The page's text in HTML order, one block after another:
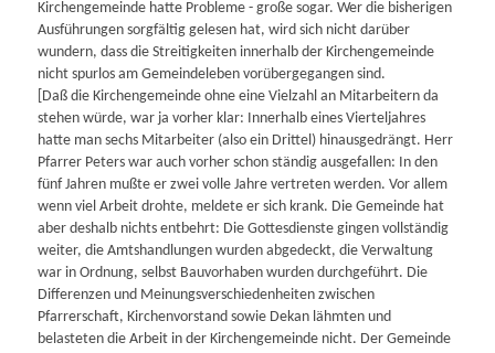
Kirchengemeinde hatte Probleme - große sogar. Wer die bisherigen
Ausführungen sorgfältig gelesen hat, wird sich nicht darüber
wundern, dass die Streitigkeiten innerhalb der Kirchengemeinde
nicht spurlos am Gemeindeleben vorübergegangen sind.
[Daß die Kirchengemeinde ohne eine Vielzahl an Mitarbeitern da
stehen würde, war ja vorher klar: Innerhalb eines Vierteljahres
hatte man sechs Mitarbeiter (also ein Drittel) hinausgedrängt. Herr
Pfarrer Peters war auch vorher schon ständig ausgefallen: In den
fünf Jahren mußte er zwei volle Jahre vertreten werden. Vor allem
wenn viel Arbeit drohte, meldete er sich krank. Die Gemeinde hat
aber deshalb nichts entbehrt: Die Gottesdienste gingen vollständig
weiter, die Amtshandlungen wurden abgedeckt, die Verwaltung
war in Ordnung, selbst Bauvorhaben wurden durchgeführt. Die
Differenzen und Meinungsverschiedenheiten zwischen
Pfarrerschaft, Kirchenvorstand sowie Dekan lähmten und
belasteten die Arbeit in der Kirchengemeinde nicht. Der Gemeinde